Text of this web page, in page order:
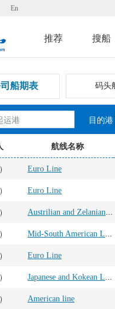
En
推荐 搜船
船期表 码头
目的港
航线名称
Euro Line
Euro Line
Austrilian and Zelanian Line
Mid-South American Line
Euro Line
Japanese and Kokean Line
American line